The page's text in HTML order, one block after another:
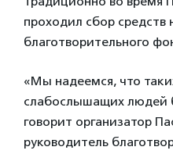
проходил сбор средств
благотворительного
«Мы надеемся, что
слабослышащих людей
говорит организатор
руководитель